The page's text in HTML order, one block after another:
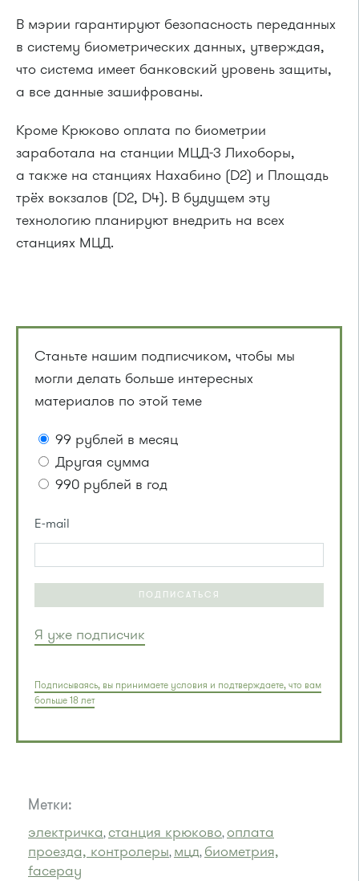
В мэрии гарантируют безопасность переданных
в систему биометрических данных, утверждая,
что система имеет банковский уровень защиты,
а все данные зашифрованы.
Кроме Крюково оплата по биометрии
заработала на станции МЦД-3 Лихоборы,
а также на станциях Нахабино (D2) и Площадь
трёх вокзалов (D2, D4). В будущем эту
технологию планируют внедрить на всех
станциях МЦД.
Станьте нашим подписчиком, чтобы мы
могли делать больше интересных
материалов по этой теме
99 рублей в месяц
Другая сумма
990 рублей в год
E-mail
ПОДПИСАТЬСЯ
Я уже подписчик
Подписываясь, вы принимаете условия и подтверждаете, что вам
больше 18 лет
Метки:
электричка, станция крюково,оплата
проезда, контролеры, мцд, биометрия,
facepay